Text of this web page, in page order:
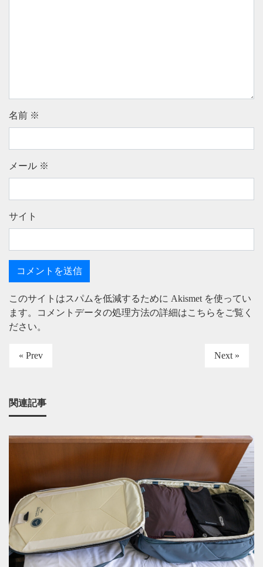
名前 ※
メール ※
サイト
このサイトはスパムを低減するために Akismet を使ってい
ます。
コメントデータの処理方法の詳細はこちらをご覧く
ださい。
« Prev Next »
関連記事